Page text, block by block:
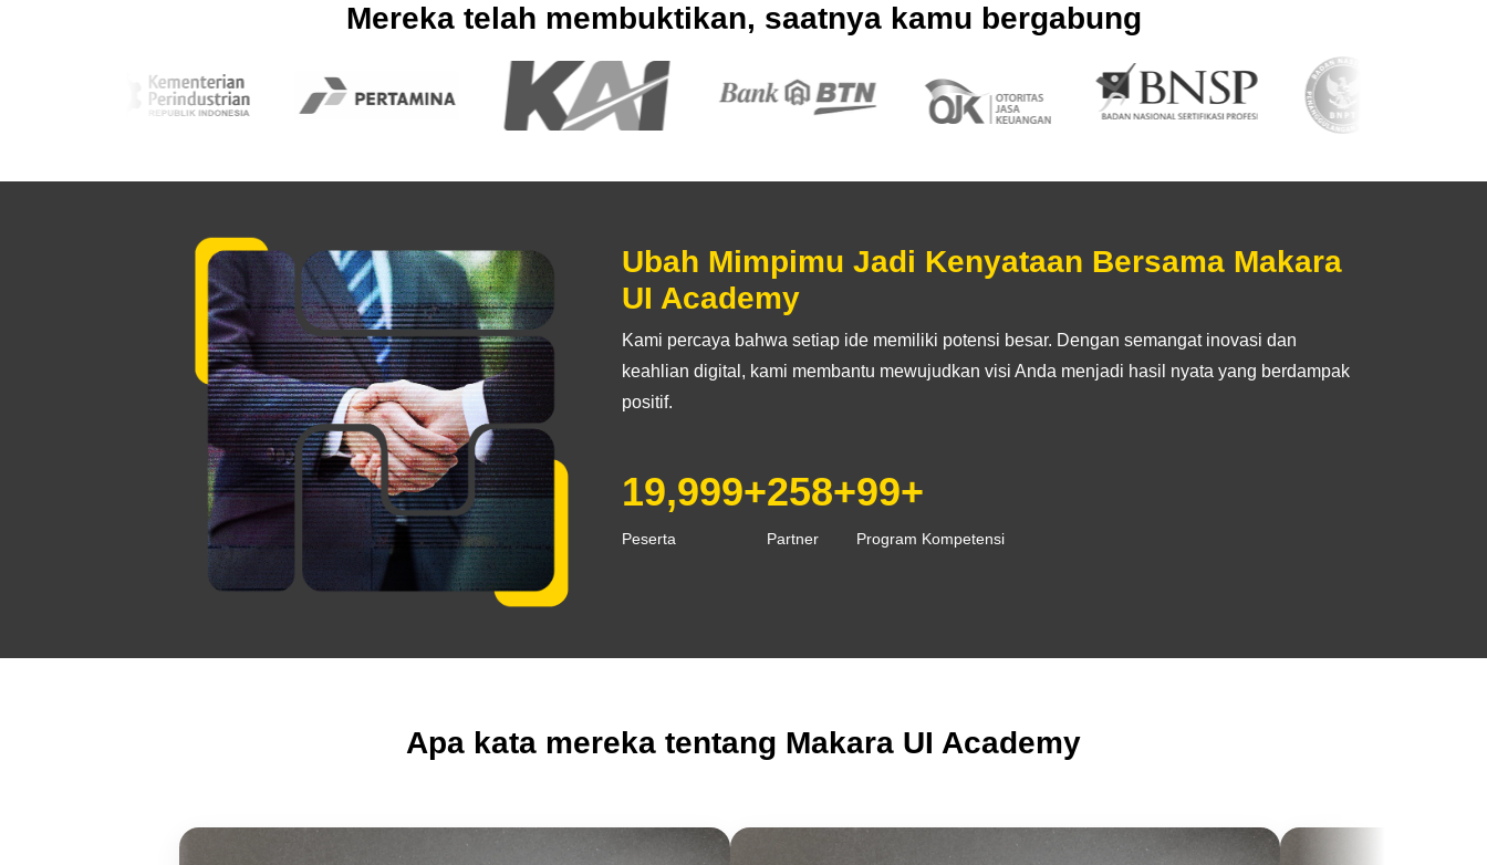
Mereka telah membuktikan, saatnya kamu bergabung
Ubah Mimpimu Jadi Kenyataan Bersama Makara
UI Academy
Kami percaya bahwa setiap ide memiliki potensi besar. Dengan semangat inovasi dan
keahlian digital, kami membantu mewujudkan visi Anda menjadi hasil nyata yang berdampak
positif.
20,000+
Peserta
259+
Partner
100+
Program Kompetensi
Apa kata mereka tentang Makara UI Academy